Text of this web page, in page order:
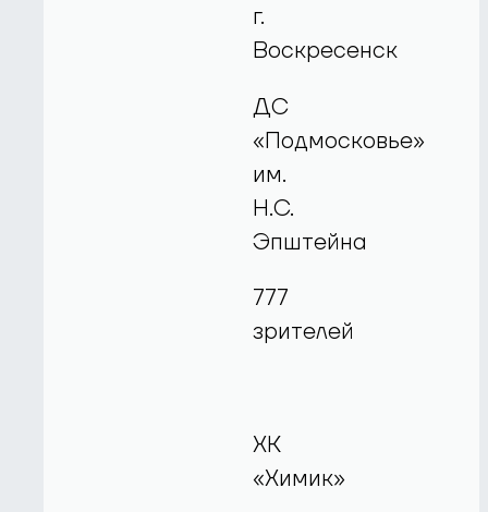
г.
Воскресенск
ДС
«Подмосковье»
им.
Н.С.
Эпштейна
777
зрителей
ХК
«Химик»